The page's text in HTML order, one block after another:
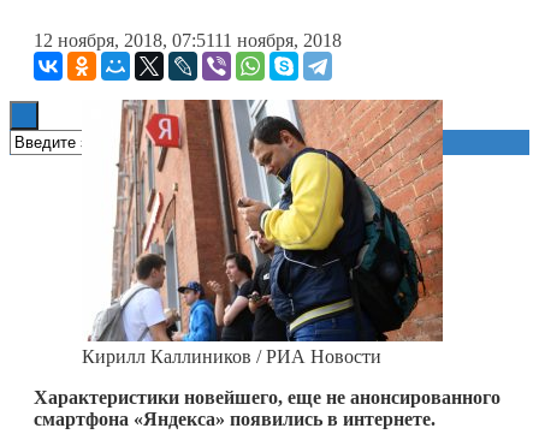
Книги
12 ноября, 2018, 07:5111 ноября, 2018
Кирилл Каллиников / РИА Новости
Характеристики новейшего, еще не анонсированного
смартфона «Яндекса» появились в интернете.